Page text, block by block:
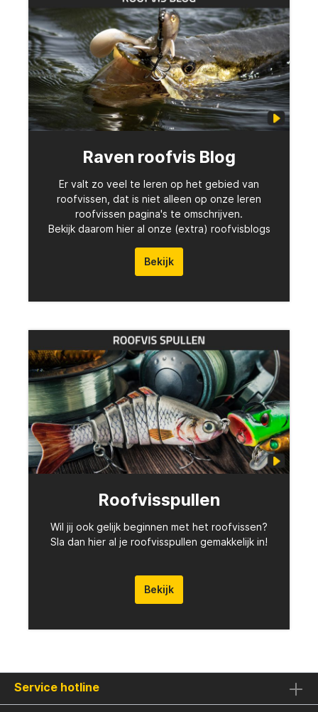
Raven roofvis Blog
Er valt zo veel te leren op het gebied van
roofvissen, dat is niet alleen op onze leren
roofvissen pagina's te omschrijven.
Bekijk daarom hier al onze (extra) roofvisblogs
Bekijk
Roofvisspullen
Wil jij ook gelijk beginnen met het roofvissen?
Sla dan hier al je roofvisspullen gemakkelijk in!
Bekijk
Service hotline